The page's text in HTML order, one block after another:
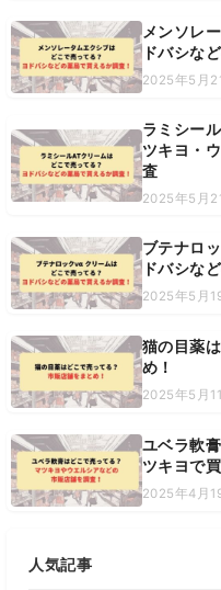
メンソレ
ドバシな
2025年5月
ラミシー
ツキヨ・
査
2025年5月
ブテナロ
ドバシな
2025年5月
猫の目薬
め！
2025年5月
ユベラ軟
ツキヨで
2025年4月
人気記事